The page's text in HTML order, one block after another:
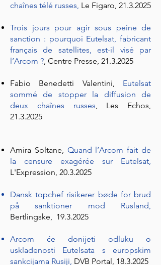
chaînes télé russes, Le Figaro, 21.3.2025
Trois jours pour agir sous peine de
sanction : pourquoi Eutelsat, fabricant
français de satellites, est-il visé par
l’Arcom ?, Centre Presse, 21.3.2025
Fabio Benedetti Valentini, Eutelsat
sommé de stopper la diffusion de
deux chaînes russes, Les Echos,
21.3.2025
Amira Soltane, Quand l’Arcom fait de
la censure exagérée sur Eutelsat,
L'Expression, 20.3.2025
Dansk topchef risikerer bøde for brud
på sanktioner mod Rusland,
Bertlingske, 19.3.2025
Arcom će donijeti odluku o
usklađenosti Eutelsata s europskim
sankcijama Rusiji, DVB Portal, 18.3.2025